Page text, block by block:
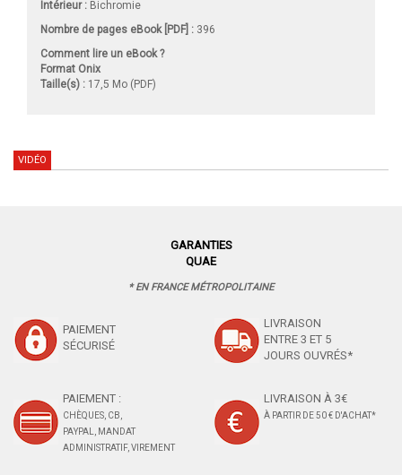
Intérieur : Bichromie
Nombre de pages eBook [PDF] : 396
Comment lire un eBook ?
Format Onix
Taille(s) : 17,5 Mo (PDF)
VIDÉO
GARANTIES
QUAE
* EN FRANCE MÉTROPOLITAINE
PAIEMENT
SÉCURISÉ
LIVRAISON
ENTRE 3 ET 5
JOURS OUVRÉS*
PAIEMENT :
CHÈQUES, CB,
PAYPAL, MANDAT
ADMINISTRATIF, VIREMENT
LIVRAISON À 3€
À PARTIR DE 50 € D'ACHAT*